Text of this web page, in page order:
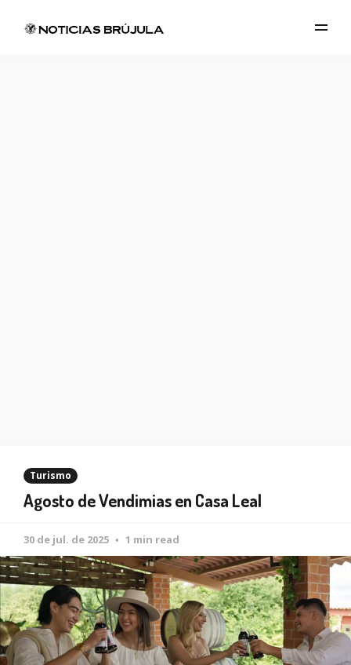
Turismo
Agosto de Vendimias en Casa Leal
30 de jul. de 2025 1 min read